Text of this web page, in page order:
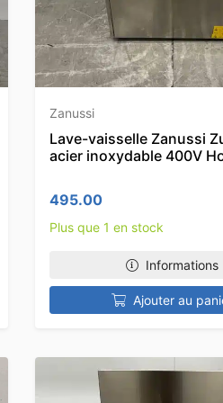
Zanussi
Lave-vaisselle Zanussi
acier inoxydable 400V
495.00
Plus que 1 en stock
Informations
Ajouter au